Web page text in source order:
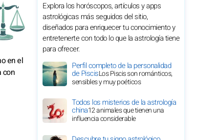
en el
con
Explora los horóscopos, artículos y apps
astrológicas más seguidos del sitio,
diseñados para enriquecer tu conocimiento y
entretenerte con todo lo que la astrología tiene
para ofrecer.
Perfil completo de la personalidad
de PiscisLos Piscis son románticos,
sensibles y muy poéticos
Todos los misterios de la astrología
china12 animales que tienen una
influencia considerable